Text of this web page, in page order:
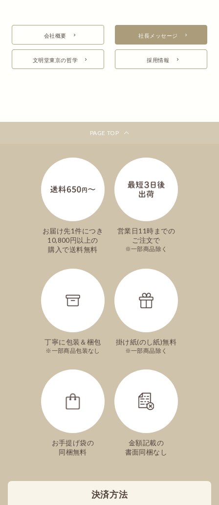
会社概要 社長メッセージ
文明堂東京の哲学 採用情報
PAGE TOP
お届け先1件につき
10,800円以上の
購入で送料無料
営業日11時までの
ご注文で
一部商品除く
丁寧に包装＆梱包
一部商品包装なし
掛け紙(のし紙)無料
一部商品除く
お手提げ袋の
同梱無料
金額記載の
書面同梱なし
決済方法